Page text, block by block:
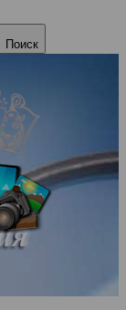
Поиск